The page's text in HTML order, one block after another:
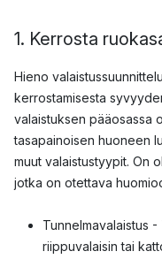
1. Kerrosta
Hieno
kerrostamisesta
valaistuksen pääosassa
tasapainoisen huoneen
muut valaistustyypit. On
jotka on otettava
Tunnelmavalaistus
riippuvalaisin tai